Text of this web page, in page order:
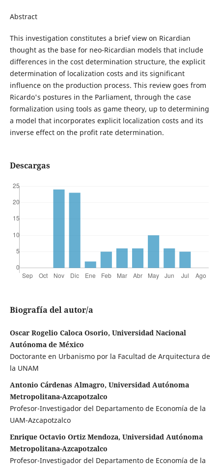
Abstract
This investigation constitutes a brief view on Ricardian
thought as the base for neo-Ricardian models that include
differences in the cost determination structure, the explicit
determination of localization costs and its significant
influence on the production process. This review goes from
Ricardo's postures in the Parliament, through the case
formalization using tools as game theory, up to determining
a model that incorporates explicit localization costs and its
inverse effect on the profit rate determination.
Descargas
Biografía del autor/a
Oscar Rogelio Caloca Osorio, Universidad Nacional
Autónoma de México
Doctorante en Urbanismo por la Facultad de Arquitectura de
la UNAM
Antonio Cárdenas Almagro, Universidad Autónoma
Metropolitana-Azcapotzalco
Profesor-Investigador del Departamento de Economía de la
UAM-Azcapotzalco
Enrique Octavio Ortiz Mendoza, Universidad Autónoma
Metropolitana-Azcapotzalco
Profesor-Investigador del Departamento de Economía de la